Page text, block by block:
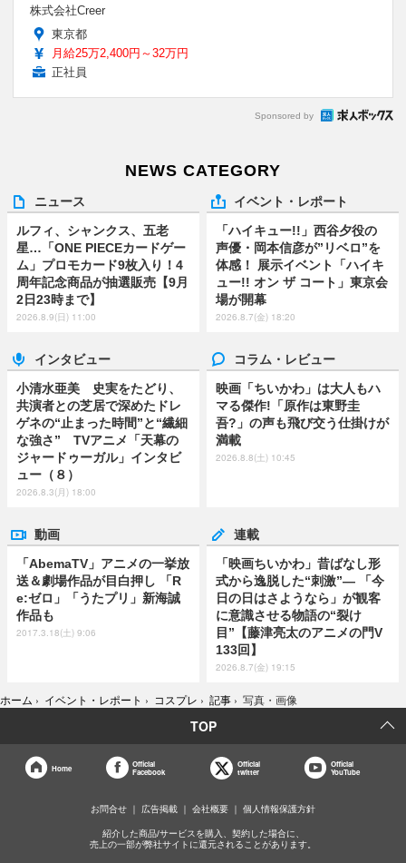
株式会社Creer
東京都
月給25万2,400円～32万円
正社員
Sponsored by
NEWS CATEGORY
ニュース
ルフィ、シャンクス、五老
星…「ONE PIECEカードゲー
ム」プロモカード9枚入り！4
周年記念商品が抽選販売【9月
2日23時まで】
2026.8.9(日) 11:00
イベント・レポート
「ハイキュー!!」西谷夕役の
声優・岡本信彦が”リベロ”を
体感！ 展示イベント「ハイキ
ュー!! オン ザ コート」東京会
場が開幕
2026.8.7(金) 18:20
インタビュー
小清水亜美 史実をたどり、
共演者との芝居で深めたドレ
ゲネの“止まった時間”と“繊細
な強さ” TVアニメ「天幕の
ジャードゥーガル」インタビ
ュー（８）
2026.8.3(月) 18:00
コラム・レビュー
映画「ちいかわ」は大人もハ
マる傑作!「原作は東野圭
吾?」の声も飛び交う仕掛けが
満載
2026.8.8(土) 10:45
動画
「AbemaTV」アニメの一挙放
送＆劇場作品が目白押し 「R
e:ゼロ」「うたプリ」新海誠
作品も
2017.3.18(土) 9:06
連載
「映画ちいかわ」昔ばなし形
式から逸脱した“刺激”― 「今
日の日はさようなら」が観客
に意識させる物語の“裂け
目”【藤津亮太のアニメの門V
133回】
2026.8.7(金) 19:15
ホーム › イベント・レポート › コスプレ › 記事 › 写真・画像
TOP
Home
Official
Facebook
Official
twitter
Official
YouTube
お問合せ 広告掲載 会社概要 個人情報保護方針
紹介した商品/サービスを購入、契約した場合に、
売上の一部が弊社サイトに還元されることがあります。